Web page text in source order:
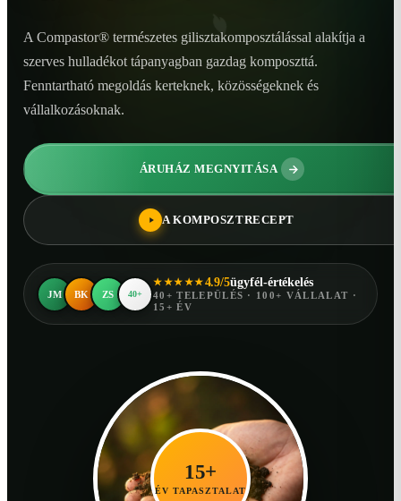
A Compastor® természetes gilisztakomposztálással alakítja a
szerves hulladékot tápanyagban gazdag komposzttá.
Fenntartható megoldás kerteknek, közösségeknek és
vállalkozásoknak.
ÁRUHÁZ MEGNYITÁSA
A KOMPOSZTRECEPT
JM BK ZS 40+
★★★★★4.9/5ügyfél-értékelés
40+ TELEPÜLÉS · 100+ VÁLLALAT ·
15+ ÉV
15+
ÉV TAPASZTALAT